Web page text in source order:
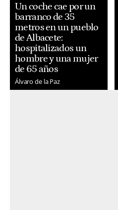
Un coche cae por un
barranco de 35
metros en un pueblo
de Albacete:
hospitalizados un
hombre y una mujer
de 65 años
Álvaro de la Paz